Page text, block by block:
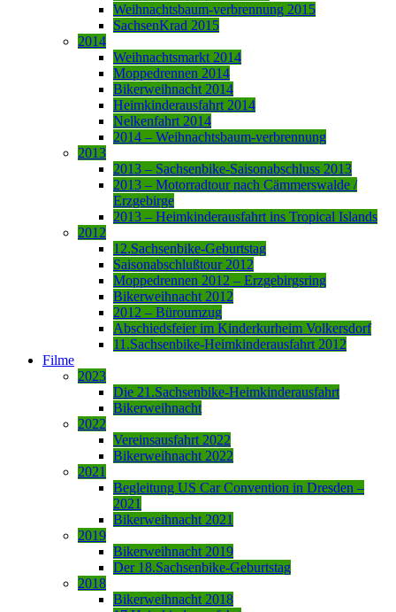
Weihnachtsbaum-verbrennung 2015
SachsenKrad 2015
2014
Weihnachtsmarkt 2014
Moppedrennen 2014
Bikerweihnacht 2014
Heimkinderausfahrt 2014
Nelkenfahrt 2014
2014 – Weihnachtsbaum-verbrennung
2013
2013 – Sachsenbike-Saisonabschluss 2013
2013 – Motorradtour nach Cämmerswalde /
Erzgebirge
2013 – Heimkinderausfahrt ins Tropical Islands
2012
12.Sachsenbike-Geburtstag
Saisonabschlußtour 2012
Moppedrennen 2012 – Erzgebirgsring
Bikerweihnacht 2012
2012 – Büroumzug
Abschiedsfeier im Kinderkurheim Volkersdorf
11.Sachsenbike-Heimkinderausfahrt 2012
Filme
2023
Die 21.Sachsenbike-Heimkinderausfahrt
Bikerweihnacht
2022
Vereinsausfahrt 2022
Bikerweihnacht 2022
2021
Begleitung US Car Convention in Dresden –
2021
Bikerweihnacht 2021
2019
Bikerweihnacht 2019
Der 18.Sachsenbike-Geburtstag
2018
Bikerweihnacht 2018